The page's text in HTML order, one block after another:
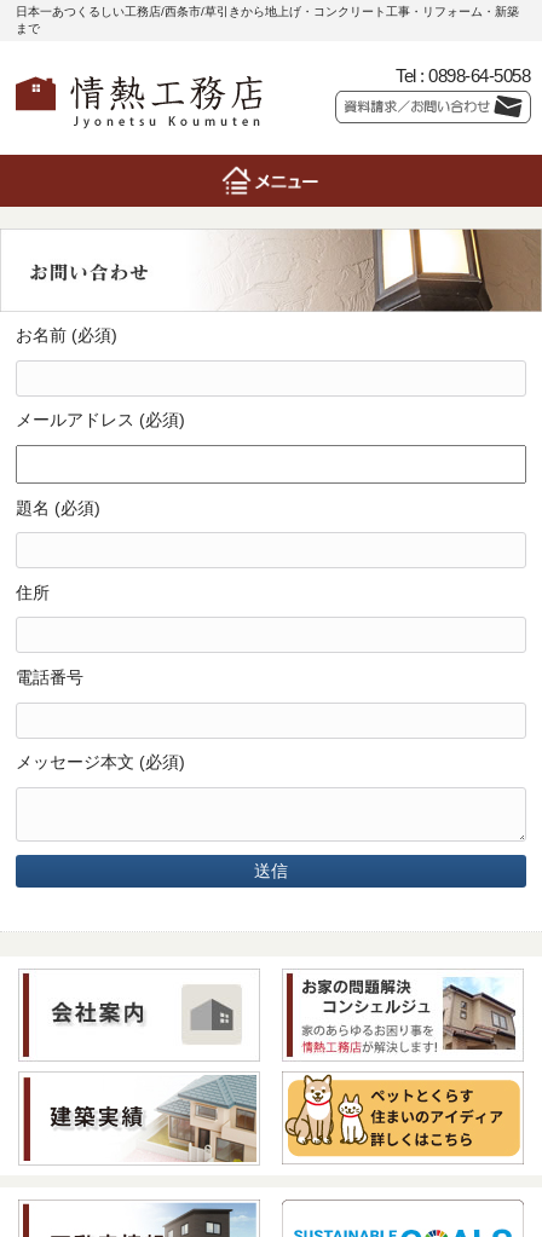
日本一あつくるしい工務店/西条市/草引きから地上げ・コンクリート工事・リフォーム・新築
まで
Tel : 0898-64-5058
お名前 (必須)
メールアドレス (必須)
題名 (必須)
住所
電話番号
メッセージ本文 (必須)